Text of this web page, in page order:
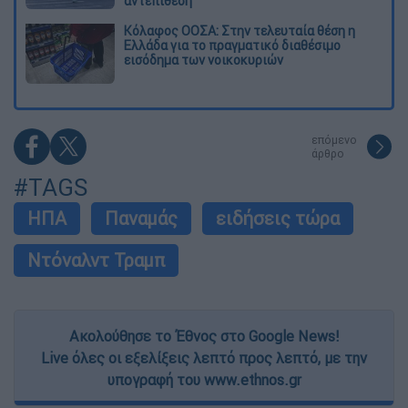
Κόλαφος ΟΟΣΑ: Στην τελευταία θέση η
Ελλάδα για το πραγματικό διαθέσιμο
εισόδημα των νοικοκυριών
επόμενο
άρθρο
#TAGS
ΗΠΑ Παναμάς
ειδήσεις τώρα
Ντόναλντ Τραμπ
Ακολούθησε το Έθνος στο Google News!
Live όλες οι εξελίξεις λεπτό προς λεπτό, με την
υπογραφή του www.ethnos.gr